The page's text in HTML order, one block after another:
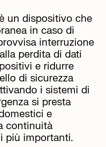
un dispositivo che
in caso di
interruzione
perdita di dati
e ridurre
di sicurezza
i sistemi di
si presta
e
continuità
più importanti.